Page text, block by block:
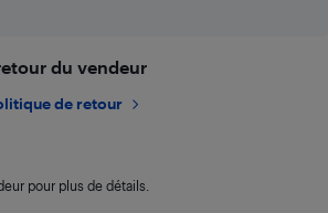
du vendeur
de retour
pour plus de détails.